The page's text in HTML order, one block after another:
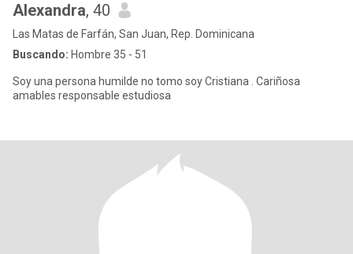
Alexandra, 40
Las Matas de Farfán, San Juan, Rep. Dominicana
Buscando: Hombre 35 - 51
Soy una persona humilde no tomo soy Cristiana . Cariñosa
amables responsable estudiosa